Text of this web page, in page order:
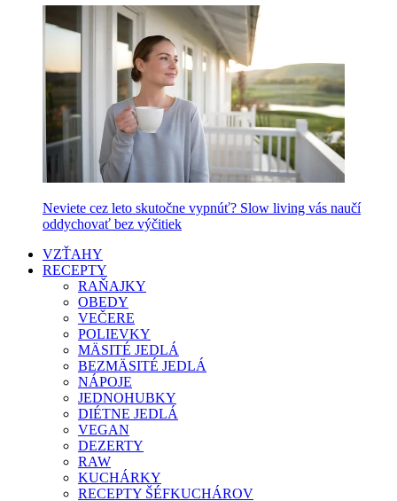
Neviete cez leto skutočne vypnúť? Slow living vás naučí
oddychovať bez výčitiek
VZŤAHY
RECEPTY
RAŇAJKY
OBEDY
VEČERE
POLIEVKY
MÄSITÉ JEDLÁ
BEZMÄSITÉ JEDLÁ
NÁPOJE
JEDNOHUBKY
DIÉTNE JEDLÁ
VEGAN
DEZERTY
RAW
KUCHÁRKY
RECEPTY ŠÉFKUCHÁROV